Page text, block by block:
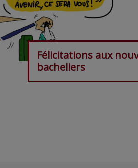
Félicitations aux
bacheliers